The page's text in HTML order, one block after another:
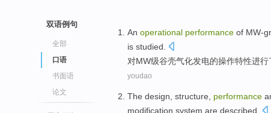
双语例句
全部
口语
书面语
论文
An operational performance of MW-
is studied
对MW级谷壳气化发电的操作特性进行
youdao
The design , structure, performance
modification system are described